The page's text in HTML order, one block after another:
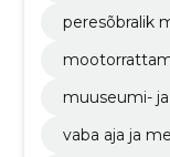
peresõbralik
muuseumi-
vaba aja ja